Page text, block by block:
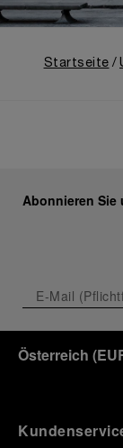
Startseite
Abonnieren Sie
Österreich (